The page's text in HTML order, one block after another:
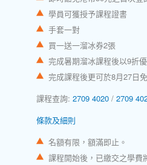
學員可獲授予課程證書
手套一對
買一送一溜冰券2張
完成暑期溜冰課程後以9折
完成課程後更可於8月27日
課程查詢: 2709 4020 / 2709
條款及細則
名額有限，額滿即止。
課程開始後，已繳交之學費